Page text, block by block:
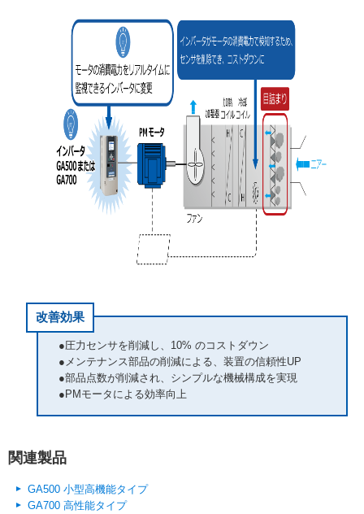
改善効果
●圧力センサを削減し、10% のコストダウン
●メンテナンス部品の削減による、装置の信頼性UP
●部品点数が削減され、シンプルな機械構成を実現
●PMモータによる効率向上
関連製品
GA500 小型高機能タイプ
GA700 高性能タイプ